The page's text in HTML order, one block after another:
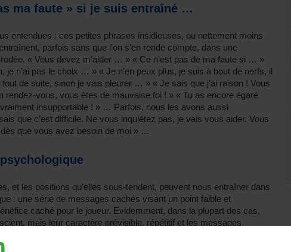
ma faute » si je suis entraîné …
entendues : ces petites phrases insidieuses, ou nettement moins
parfois sans que l’on s’en rende compte, dans une
« Vous devez m’aider … » « Ce n’est pas de ma faute si … »
je n’ai pas le choix … » « Je n’en peux plus, je suis à bout de nerfs, il
tout de suite, sinon je vais pleurer … » « Je sais que j’ai raison ! Vous
rendez-vous, vous êtes de mauvaise foi ! » « Tu as encore égaré
vraiment insupportable ! » … Parfois, nous les avons aussi
que c’est difficile. Ne vous inquiétez pas, je vais vous aider. Vous
dès que vous avez besoin de moi » …
et les positions qu’elles sous-tendent, peuvent nous entraîner dans
: une série de messages cachés visant un point faible et
caché pour le joueur. Evidemment, dans la plupart des cas,
mais leur caractère prévisible, répétitif et les messages
confusion mentale et émotionnelle et parasitent notre travail quotidien.
auquel nous sommes confrontés, en tant que travailleur